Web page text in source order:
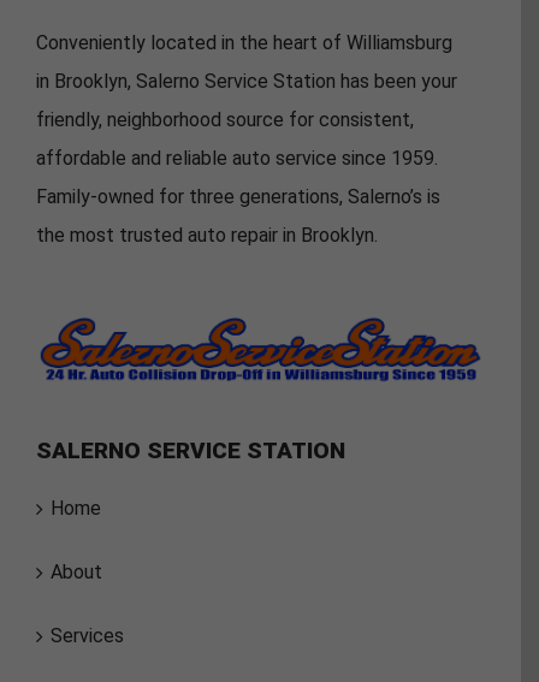
Conveniently located in the heart of Williamsburg
in Brooklyn, Salerno Service Station has been your
friendly, neighborhood source for consistent,
affordable and reliable auto service since 1959.
Family-owned for three generations, Salerno’s is
the most trusted auto repair in Brooklyn.
SALERNO SERVICE STATION
Home
About
Services